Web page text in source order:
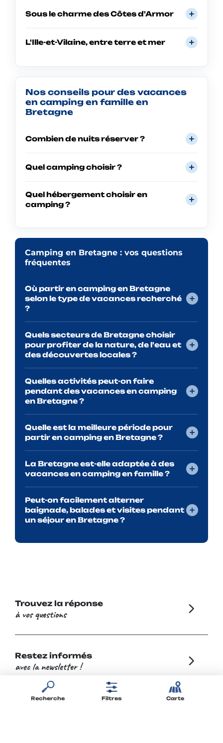
Recherche Filtres Carte
Sous le charme des Côtes d'Armor
L'Ille-et-Vilaine, entre terre et mer
Nos conseils pour des vacances
en camping en famille en
Bretagne
Combien de nuits réserver ?
Quel camping choisir ?
Quel hébergement choisir en
camping ?
Camping en Bretagne : vos questions
fréquentes
Où partir en camping en Bretagne
selon le type de vacances recherché
?
Quels secteurs de Bretagne choisir
pour profiter de la nature, de l'eau et
des découvertes locales ?
Quelles activités peut-on faire
pendant des vacances en camping
en Bretagne ?
Quelle est la meilleure période pour
partir en camping en Bretagne ?
La Bretagne est-elle adaptée à des
vacances en camping en famille ?
Peut-on facilement alterner
baignade, balades et visites pendant
un séjour en Bretagne ?
Trouvez la réponse
à vos questions
Restez informés
avec la newsletter !